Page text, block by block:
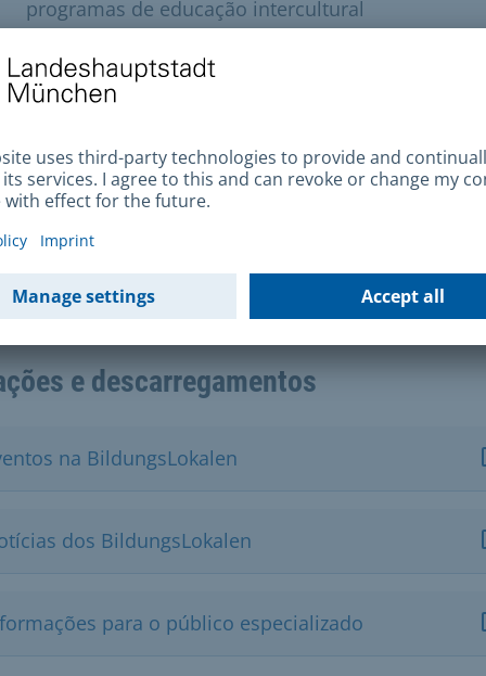
programas de educação intercultural
e custos
e encargos
e descarregamentos
na BildungsLokalen
dos BildungsLokalen
para o público especializado